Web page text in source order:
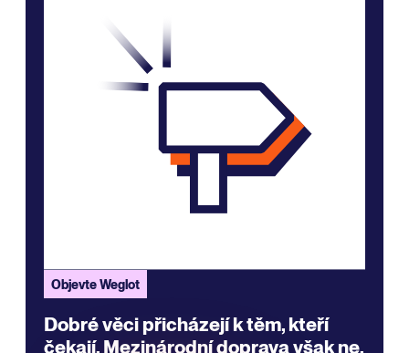
Objevte Weglot
Dobré věci přicházejí k těm, kteří
čekají. Mezinárodní doprava však ne.